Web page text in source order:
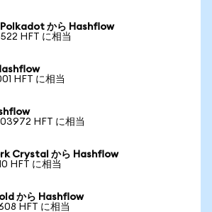
から Hashflow
HFT に相当
HFT に相当
HFT に相当
Crystal から Hashflow
HFT に相当
から Hashflow
HFT に相当